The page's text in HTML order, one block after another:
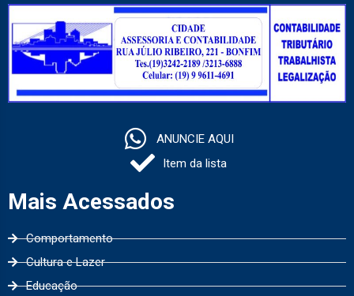
ANUNCIE AQUI
Item da lista
Mais Acessados
Comportamento
Cultura e Lazer
Educação